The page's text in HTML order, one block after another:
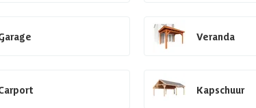
Veranda
Kapschuur